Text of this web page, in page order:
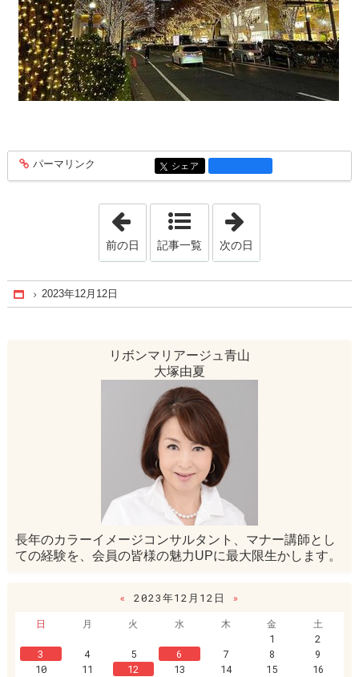
entry1417
パーマリンク entry1417
シェア
「2023年12月 6日」
前の日 記事一覧 次の日
Home
2023年12月12日
リボンマリアージュ青山
大塚由夏
長年のカラーイメージコンサルタント、マナー講師とし
ての経験を、会員の皆様の魅力UPに最大限生かします。
« 2023年12月12日
»
日
月 火 水 木 金
土
1
2
3
4 5 6 7 8
9
10
11 12 13 14 15
16